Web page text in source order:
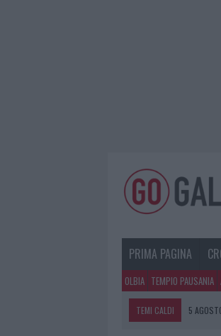
PRIMA PAGINA
OLBIA TEMPIO PAUSANIA
TEMI CALDI 5